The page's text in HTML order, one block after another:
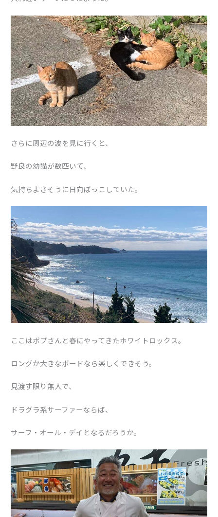
さらに周辺の波を見に行くと、
野良の幼猫が数匹いて、
気持ちよさそうに日向ぼっこしていた。
ここはボブさんと春にやってきたホワイトロックス。
ロングか大きなボードなら楽しくできそう。
見渡す限り無人で、
ドラグラ系サーファーならば、
サーフ・オール・デイとなるだろうか。